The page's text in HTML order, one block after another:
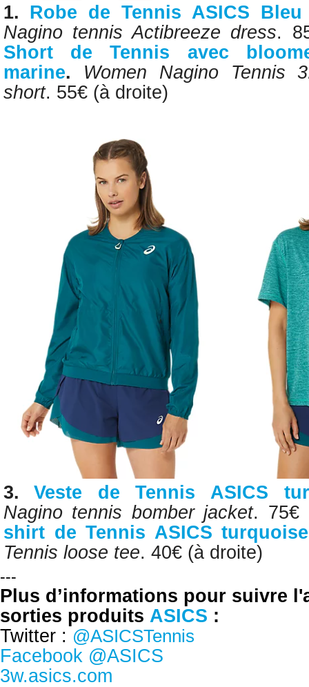
1. Robe de Tennis ASICS Bleu
Nagino tennis Actibreeze dress.
Short deTennis avec
marine. Women Nagino Tennis
short. 55€ (à droite)
3. Veste de Tennis ASICS
Nagino tennis bomber jacket. 75€
shirt de Tennis ASICS turquoise
Tennis loose tee. 40€ (à droite)
---
Plus d’informations pour suivre
sorties produits ASICS :
Twitter : @ASICSTennis
Facebook @ASICS
3w.asics.com